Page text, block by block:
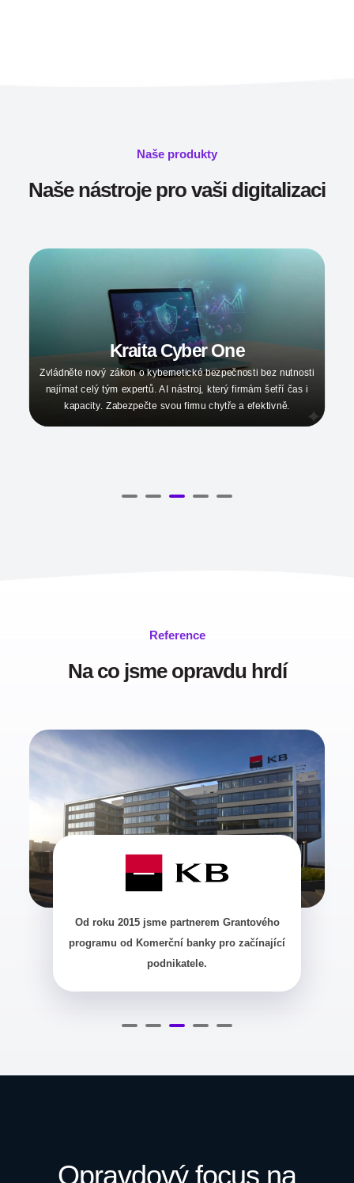
Naše produkty
Naše nástroje pro vaši digitalizaci
Kraita Cyber Academy
Proměňte své zaměstnance v ten nejsilnější firewall. Moderní e-
learningová platforma pro školení kybernetické bezpečnosti.
Splňte požadavky zákona snadno a srozumitelně.
Reference
Na co jsme opravdu hrdí
Vytvořili jsme celou pobočkovou síť webů.
Opravdový focus na